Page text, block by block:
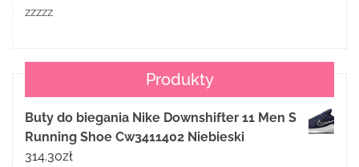
zzzzz
Produkty
Buty do biegania Nike Downshifter 11 Men S
Running Shoe Cw3411402 Niebieski
314.30zł